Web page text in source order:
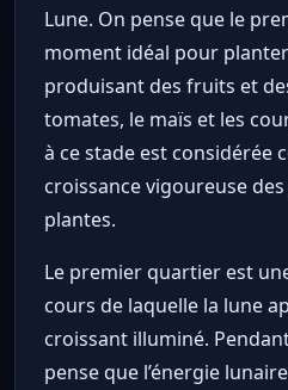
Lune. On pense que le
moment idéal pour
produisant des fruits et
tomates, le maïs et les
à ce stade est considérée
croissance vigoureuse
plantes.
Le premier quartier est
cours de laquelle la lune
croissant illuminé.
pense que l’énergie